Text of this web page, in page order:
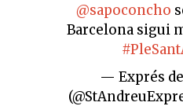
@sapoconcho
Barcelona sigui
— Exprés